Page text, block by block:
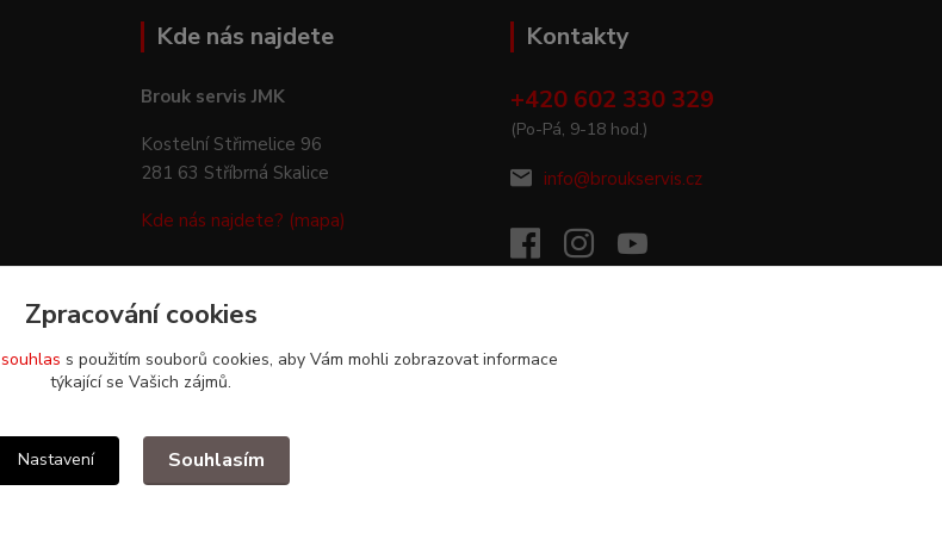
Kde nás najdete
Brouk servis JMK
Kostelní Střimelice 96
281 63 Stříbrná Skalice
Kde nás najdete? (mapa)
Kontakty
+420 602 330 329
(Po-Pá, 9-18 hod.)
info@broukservis.cz
Upravit sběr cookies.
Zpracování cookies
souhlas s použitím souborů cookies, aby Vám mohli zobrazovat informace
týkající se Vašich zájmů.
Nastavení Souhlasím